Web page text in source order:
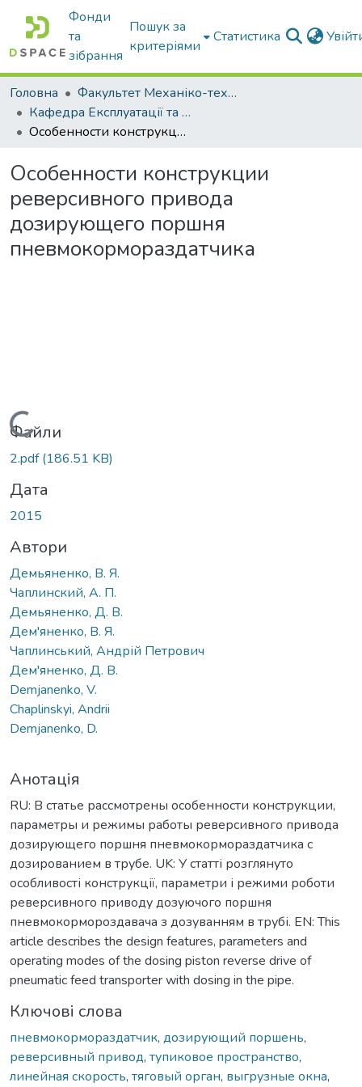
Фонди
та
зібрання
Пошук за
критеріями
Статистика
Головна
Факультет Механіко-технологічний
Кафедра Експлуатації та технічного сервісу машин
Особенности конструкции реверсивного привода дозирующего поршня пневмокормораздатчика
Особенности конструкции
реверсивного привода
дозирующего поршня
пневмокормораздатчика
Вантажиться...
Файли
2.pdf(186.51 KB)
Дата
2015
Автори
Демьяненко, В. Я.
Чаплинский, А. П.
Демьяненко, Д. В.
Дем'яненко, В. Я.
Чаплинський, Андрій Петрович
Дем'яненко, Д. В.
Demjanenko, V.
Chaplinskyi, Andrii
Demjanenko, D.
Анотація
RU: В статье рассмотрены особенности конструкции,
параметры и режимы работы реверсивного привода
дозирующего поршня пневмокормораздатчика с
дозированием в трубе. UK: У статті розглянуто
особливості конструкції, параметри і режими роботи
реверсивного приводу дозуючого поршня
пневмокормороздавача з дозуванням в трубі. EN: This
article describes the design features, parameters and
operating modes of the dosing piston reverse drive of
pneumatic feed transporter with dosing in the pipe.
Ключові слова
пневмокормораздатчик, дозирующий поршень,
реверсивный привод, тупиковое пространство,
линейная скорость, тяговый орган, выгрузные окна,